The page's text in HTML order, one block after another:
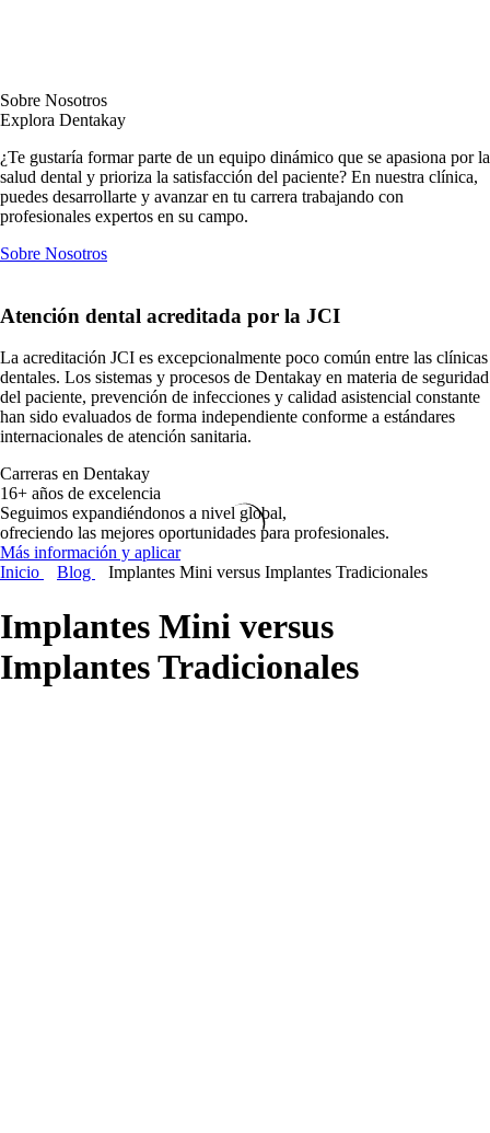
Sobre Nosotros
Explora Dentakay
¿Te gustaría formar parte de un equipo dinámico que se apasiona por la
salud dental y prioriza la satisfacción del paciente? En nuestra clínica,
puedes desarrollarte y avanzar en tu carrera trabajando con
profesionales expertos en su campo.
Sobre Nosotros
Atención dental acreditada por la JCI
La acreditación JCI es excepcionalmente poco común entre las clínicas
dentales. Los sistemas y procesos de Dentakay en materia de seguridad
del paciente, prevención de infecciones y calidad asistencial constante
han sido evaluados de forma independiente conforme a estándares
internacionales de atención sanitaria.
Carreras en Dentakay
16+ años de excelencia
Seguimos expandiéndonos a nivel global,
ofreciendo las mejores oportunidades para profesionales.
Más información y aplicar
Inicio
Blog Implantes Mini versus Implantes Tradicionales
Implantes Mini versus
Implantes Tradicionales